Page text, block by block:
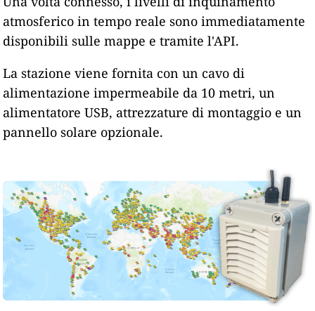
atmosferico in tempo reale sono immediatamente
disponibili sulle mappe e tramite l'API.
La stazione viene fornita con un cavo di
alimentazione impermeabile da 10 metri, un
alimentatore USB, attrezzature di montaggio e un
pannello solare opzionale.